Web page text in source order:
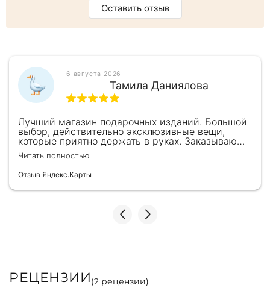
Оставить отзыв
6 августа 2026
Тамила Даниялова
Лучший магазин подарочных изданий. Большой
выбор, действительно эксклюзивные вещи,
которые приятно держать в руках. Заказываю
здесь уже второй раз для бизнес-партнеров,
всегда всё безупречно — от общения с
консультантами до качества самих книг.
Однозначно рекомендую
Читать полностью
Отзыв Яндекс.Карты
РЕЦЕНЗИИ(2 рецензии)